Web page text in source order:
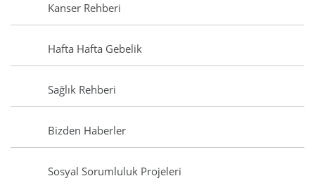
Kanser Rehberi
Hafta Hafta Gebelik
Sağlık Rehberi
Bizden Haberler
Sosyal Sorumluluk Projeleri